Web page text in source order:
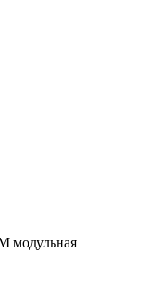
модульная